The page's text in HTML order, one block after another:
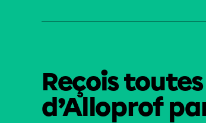
Reçois
d’Alloprof